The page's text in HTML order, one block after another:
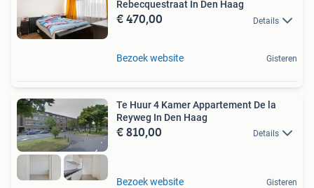
Rebecquestraat In Den Haag
€ 470,00 Details
Bezoek website Gisteren
Te Huur 4 Kamer Appartement De la
Reyweg In Den Haag
€ 810,00 Details
Bezoek website Gisteren